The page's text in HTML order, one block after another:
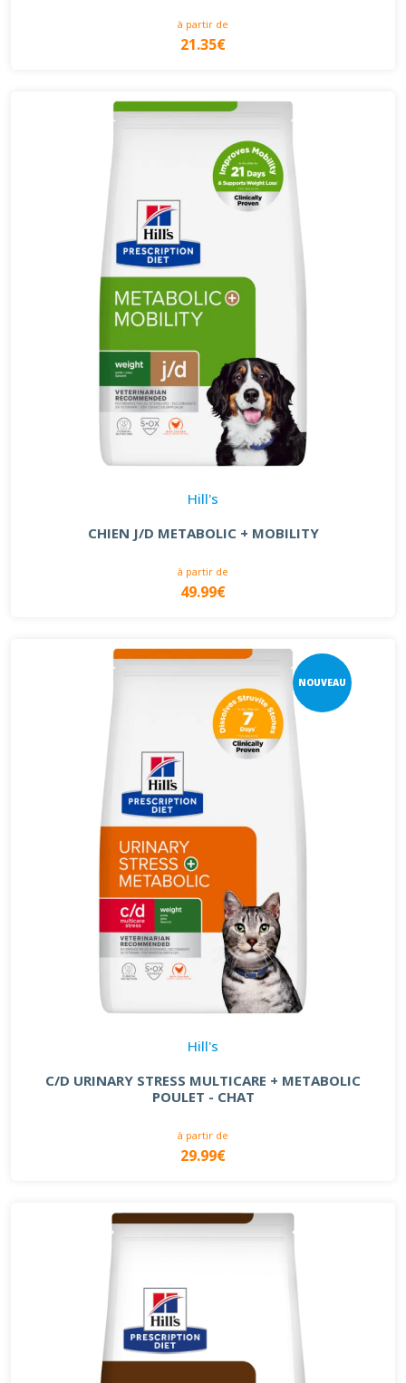
à partir de
21.35€
Hill's
CHIEN J/D METABOLIC + MOBILITY
à partir de
49.99€
NOUVEAU
Hill's
C/D URINARY STRESS MULTICARE + METABOLIC
POULET - CHAT
à partir de
29.99€